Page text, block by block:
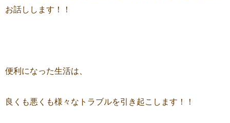
お話しします！！
便利になった生活は、
良くも悪くも様々なトラブルを引き起こします！！